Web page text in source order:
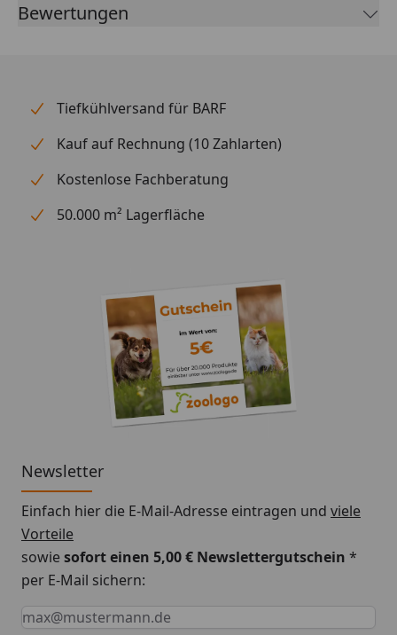
Bewertungen
Tiefkühlversand für BARF
Kauf auf Rechnung (10 Zahlarten)
Kostenlose Fachberatung
50.000 m² Lagerfläche
Newsletter
Einfach hier die E-Mail-Adresse eintragen und viele
Vorteile
sowiesofort einen 5,00 € Newslettergutschein *
per E-Mail sichern:
Keine Eingabe erforderlich
Eingabe erforderlich
E-Mail *